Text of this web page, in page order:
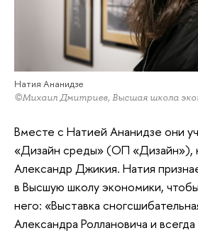
Натия Ананидзе
©Михаил Дмитриев, Высшая школа
Вместе с Натией Ананидзе они
«Дизайн среды» (ОП «Дизайн»),
Александр Джикия. Натия
в Высшую школу экономики,
него: «Выставка
Александра Роллановича и